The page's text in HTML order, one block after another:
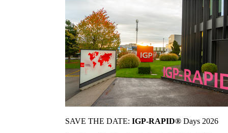
SAVE THE DATE: IGP-RAPID® Days 2026